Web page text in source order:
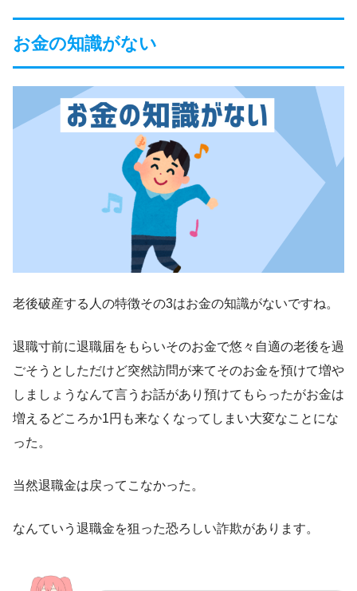
お金の知識がない
老後破産する人の特徴その3はお金の知識がないですね。
退職寸前に退職届をもらいそのお金で悠々自適の老後を過
ごそうとしただけど突然訪問が来てそのお金を預けて増や
しましょうなんて言うお話があり預けてもらったがお金は
増えるどころか1円も来なくなってしまい大変なことにな
った。
当然退職金は戻ってこなかった。
なんていう退職金を狙った恐ろしい詐欺があります。